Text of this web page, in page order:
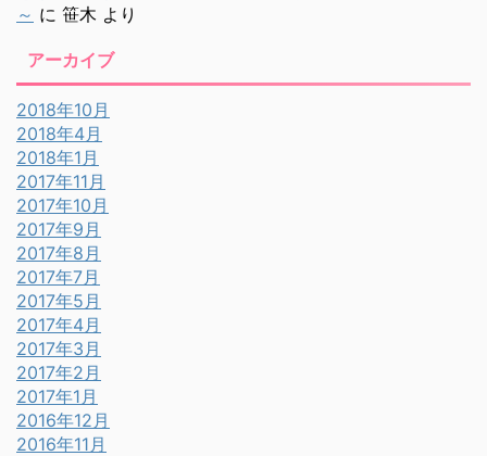
～ に 笹木 より
アーカイブ
2018年10月
2018年4月
2018年1月
2017年11月
2017年10月
2017年9月
2017年8月
2017年7月
2017年5月
2017年4月
2017年3月
2017年2月
2017年1月
2016年12月
2016年11月